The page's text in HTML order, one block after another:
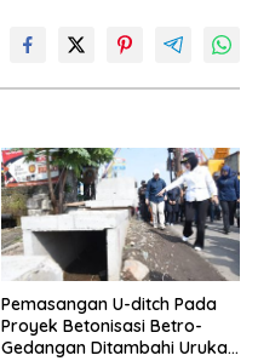
Pemasangan U-ditch Pada
Proyek Betonisasi Betro-
Gedangan Ditambahi Urukan